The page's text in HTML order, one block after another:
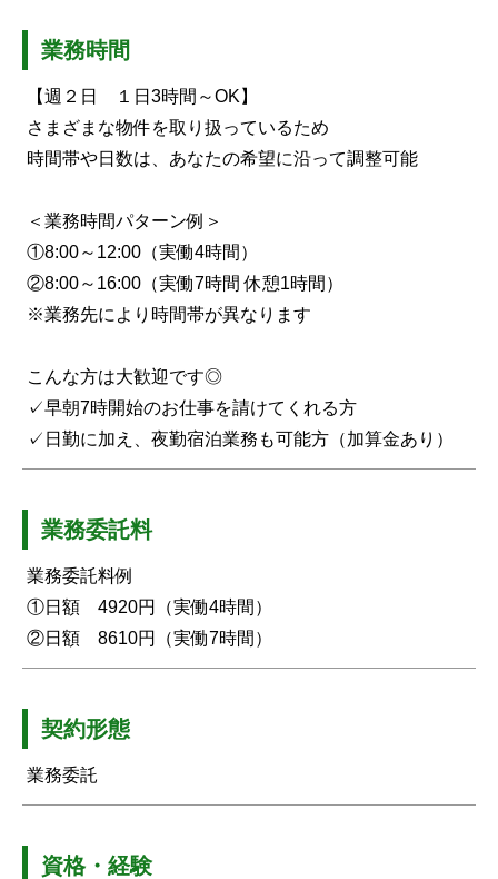
業務時間
【週２日 １日3時間～OK】
さまざまな物件を取り扱っているため
時間帯や日数は、あなたの希望に沿って調整可能
＜業務時間パターン例＞
①8:00～12:00（実働4時間）
②8:00～16:00（実働7時間 休憩1時間）
※業務先により時間帯が異なります
こんな方は大歓迎です◎
✓早朝7時開始のお仕事を請けてくれる方
✓日勤に加え、夜勤宿泊業務も可能方（加算金あり）
業務委託料
業務委託料例
①日額 4920円（実働4時間）
②日額 8610円（実働7時間）
契約形態
業務委託
資格・経験